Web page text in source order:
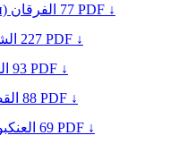
الفرقان 77 PDF ↓
227 PDF ↓
93 PDF ↓
88 PDF ↓
69 PDF ↓